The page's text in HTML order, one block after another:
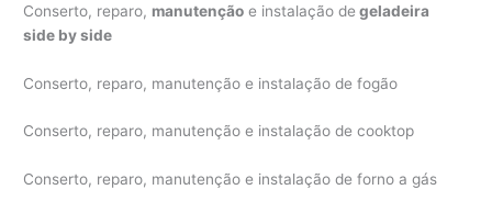
Conserto, reparo, manutenção e instalação de geladeira
side by side
Conserto, reparo, manutenção e instalação de fogão
Conserto, reparo, manutenção e instalação de cooktop
Conserto, reparo, manutenção e instalação de forno a gás